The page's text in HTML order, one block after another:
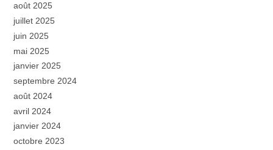
août 2025
juillet 2025
juin 2025
mai 2025
janvier 2025
septembre 2024
août 2024
avril 2024
janvier 2024
octobre 2023